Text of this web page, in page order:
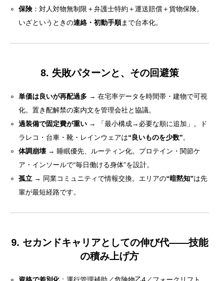
保険：対人対物無制限＋弁護士特約＋運送賠償＋貨物保険。
いざというときの連絡・初動手順まで台本化。
8. 失敗パターンと、その回避策
単価は良いが再配過多 → 在宅率データを時間帯・建物で可視
化。置き配解禁の案内文を管理会社と協議。
過装備で固定費が重い → 「最小構成→必要な順に追加」。ド
ラレコ・台車・靴・レインウェアは“良いものを少数”。
体調崩壊 → 睡眠優先、ルーティン化。プロテイン・関節ケ
ア・インソールで“毎日働ける身体”を設計。
孤立 → 同業コミュニティで情報交換。エリアの“暗黙知”は先
輩が最短経路です。
9. セカンドキャリアとしての伸び代——技能
の積み上げ方